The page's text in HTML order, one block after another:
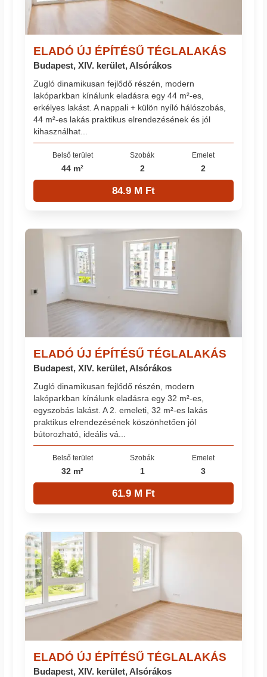
ELADÓ ÚJ ÉPÍTÉSŰ TÉGLALAKÁS
Budapest, XIV. kerület, Alsórákos
Zugló dinamikusan fejlődő részén, modern
lakóparkban kínálunk eladásra egy 44 m²-es,
erkélyes lakást. A nappali + külön nyíló hálószobás,
44 m²-es lakás praktikus elrendezésének és jól
kihasználhat...
Belső terület
44 m²
Szobák
2
Emelet
2
84.9 M Ft
ELADÓ ÚJ ÉPÍTÉSŰ TÉGLALAKÁS
Budapest, XIV. kerület, Alsórákos
Zugló dinamikusan fejlődő részén, modern
lakóparkban kínálunk eladásra egy 32 m²-es,
egyszobás lakást. A 2. emeleti, 32 m²-es lakás
praktikus elrendezésének köszönhetően jól
bútorozható, ideális vá...
Belső terület
32 m²
Szobák
1
Emelet
3
61.9 M Ft
ELADÓ ÚJ ÉPÍTÉSŰ TÉGLALAKÁS
Budapest, XIV. kerület, Alsórákos